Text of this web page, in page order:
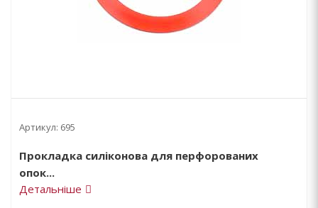
Артикул: 695
Прокладка силіконова для перфорованих
опок...
Детальніше